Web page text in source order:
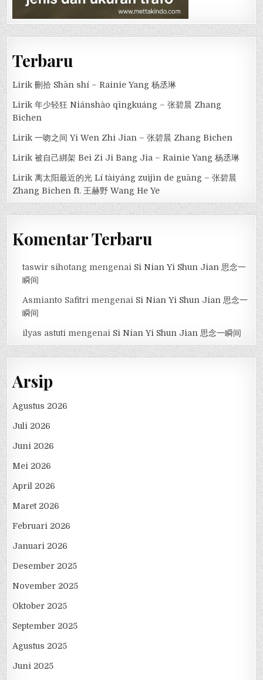
Terbaru
Lirik 刪拾 Shān shí – Rainie Yang 杨丞琳
Lirik 年少轻狂 Niánshào qīngkuáng – 张碧晨 Zhang
Bichen
Lirik 一吻之间 Yi Wen Zhi Jian – 张碧晨 Zhang Bichen
Lirik 被自己綁架 Bei Zi Ji Bang Jia – Rainie Yang 杨丞琳
Lirik 离太阳最近的光 Lí tàiyáng zuìjìn de guāng – 张碧晨
Zhang Bichen ft. 王赫野 Wang He Ye
Komentar Terbaru
taswir sihotang mengenai Si Nian Yi Shun Jian 思念一
瞬间
Asmianto Safitri mengenai Si Nian Yi Shun Jian 思念一
瞬间
ilyas astuti mengenai Si Nian Yi Shun Jian 思念一瞬间
Arsip
Agustus 2026
Juli 2026
Juni 2026
Mei 2026
April 2026
Maret 2026
Februari 2026
Januari 2026
Desember 2025
November 2025
Oktober 2025
September 2025
Agustus 2025
Juni 2025